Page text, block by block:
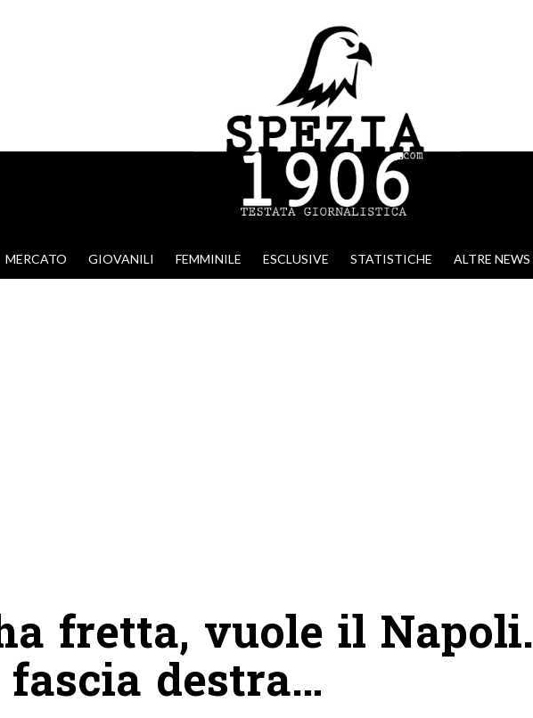
MERCATO GIOVANILI FEMMINILE ESCLUSIVE STATISTICHE ALTRE NEWS
fretta, vuole il Napoli.
destra…